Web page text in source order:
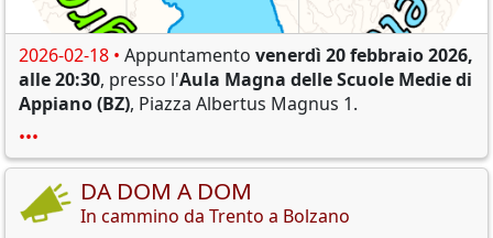
2026-02-18 • Appuntamento venerdì 20 febbraio 2026,
alle 20:30, presso l'Aula Magna delle Scuole Medie di
Appiano (BZ), Piazza Albertus Magnus 1.
•••
DA DOM A DOM
In cammino da Trento a Bolzano